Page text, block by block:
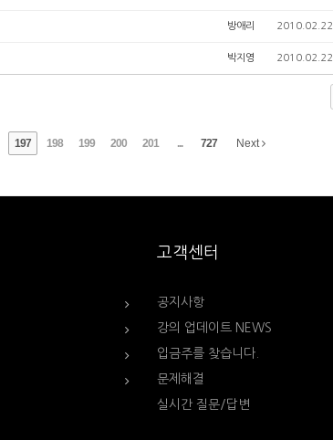
방애리 2010.02.22
박지영 2010.02.22
197 198 199 200 201 ... 727 Next
고객센터
공지사항
강의 업데이트 NEWS
입금주를 찾습니다.
문제해결
실시간 질문/답변